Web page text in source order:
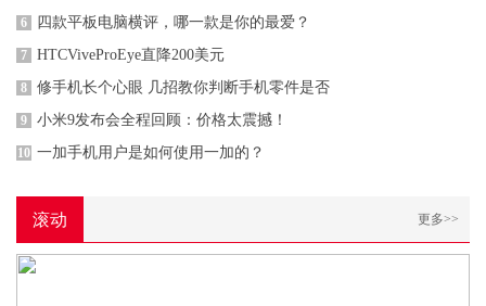
6 四款平板电脑横评，哪一款是你的最爱？
7 HTCViveProEye直降200美元
8 修手机长个心眼 几招教你判断手机零件是否
9 小米9发布会全程回顾：价格太震撼！
10 一加手机用户是如何使用一加的？
滚动 更多>>